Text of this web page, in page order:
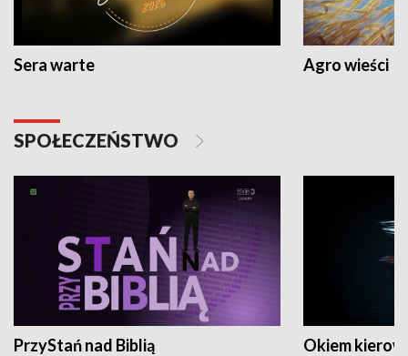
Sera warte Agro wieści
SPOŁECZEŃSTWO
PrzyStań nad Biblią Okiem